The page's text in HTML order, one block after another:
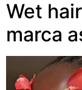
Wet
marca